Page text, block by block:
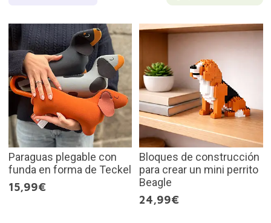
Paraguas plegable con
funda en forma de Teckel
15,99€
Bloques de construcción
para crear un mini perrito
Beagle
24,99€